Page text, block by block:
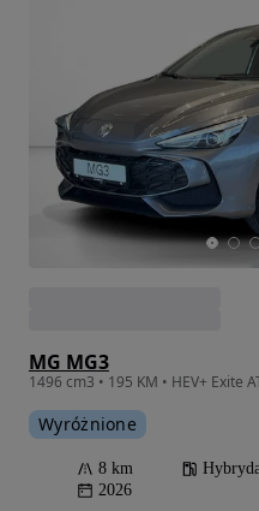
MG MG3
1496 cm3 • 195 KM • HEV+ Exite
Wyróżnione
8 km
2026